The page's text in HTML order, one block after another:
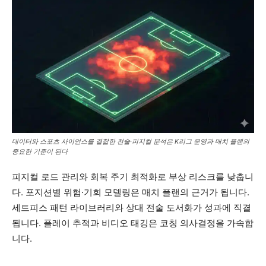
데이터와 스포츠 사이언스를 결합한 전술·피지컬 분석은 K리그 운영과 매치 플랜의
중요한 기준이 된다
피지컬 로드 관리와 회복 주기 최적화로 부상 리스크를 낮춥니
다. 포지션별 위험·기회 모델링은 매치 플랜의 근거가 됩니다.
세트피스 패턴 라이브러리와 상대 전술 도서화가 성과에 직결
됩니다. 플레이 추적과 비디오 태깅은 코칭 의사결정을 가속합
니다.